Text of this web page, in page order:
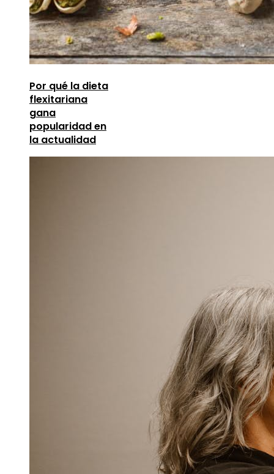
Por qué la dieta
flexitariana
gana
popularidad en
la actualidad